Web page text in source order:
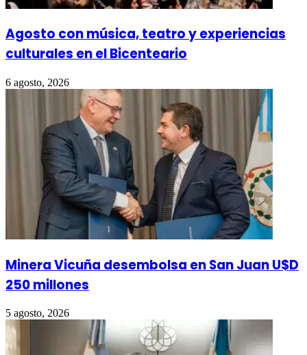
Agosto con música, teatro y experiencias
culturales en el Bicenteario
6 agosto, 2026
Minera Vicuña desembolsa en San Juan U$D
250 millones
5 agosto, 2026